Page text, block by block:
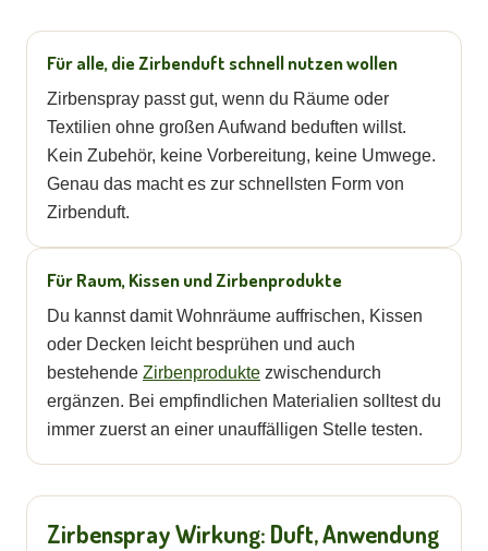
Für alle, die Zirbenduft schnell nutzen wollen
Zirbenspray passt gut, wenn du Räume oder
Textilien ohne großen Aufwand beduften willst.
Kein Zubehör, keine Vorbereitung, keine Umwege.
Genau das macht es zur schnellsten Form von
Zirbenduft.
Für Raum, Kissen und Zirbenprodukte
Du kannst damit Wohnräume auffrischen, Kissen
oder Decken leicht besprühen und auch
bestehende Zirbenprodukte zwischendurch
ergänzen. Bei empfindlichen Materialien solltest du
immer zuerst an einer unauffälligen Stelle testen.
Zirbenspray Wirkung: Duft, Anwendung